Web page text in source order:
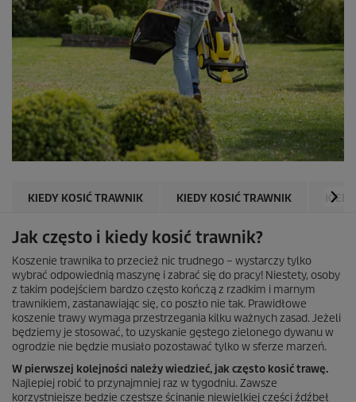
KIEDY KOSIĆ TRAWNIK KIEDY KOSIĆ TRAWNIK
Jak często i kiedy kosić trawnik?
Koszenie trawnika to przecież nic trudnego – wystarczy tylko
wybrać odpowiednią maszynę i zabrać się do pracy! Niestety, osoby
z takim podejściem bardzo często kończą z rzadkim i marnym
trawnikiem, zastanawiając się, co poszło nie tak. Prawidłowe
koszenie trawy wymaga przestrzegania kilku ważnych zasad. Jeżeli
będziemy je stosować, to uzyskanie gęstego zielonego dywanu w
ogrodzie nie będzie musiało pozostawać tylko w sferze marzeń.
W pierwszej kolejności należy wiedzieć, jak często kosić trawę.
Najlepiej robić to przynajmniej raz w tygodniu. Zawsze
korzystniejsze będzie częstsze ścinanie niewielkiej części źdźbeł